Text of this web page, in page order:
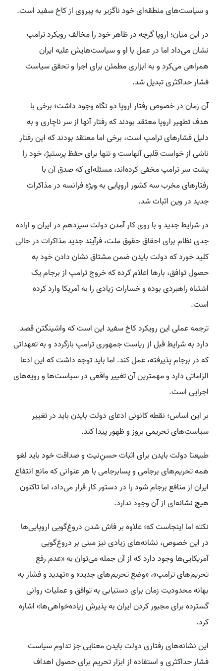
و سیاست‌های منطقه‌ای خود ناگزیر به پیروی از کاخ سفید است.
در این میان؛ اروپا گرچه در ظاهر خود را مخالف رویکرد ترامپ
نشان می‌داد اما در عمل با او و سیاست‌هایش علیه ایران
همراهی می‌کرد و به ابزاری مطمئن برای اجرا و تحقق سیاست
فشار حداکثری تبدیل شد.
آن زمان در خصوص رفتار اروپا دو نگاه وجود داشت؛ برخی با
هدف تطهیر اروپا معتقد بودند که رفتار آنها از سر ناچاری و به
دلیل فشارهای ترامپ است، برخی اما معتقد بودند که این رفتار
ناشی از خواست قلبی آنهاست و تنها برای حفظ پرستیژ، خود را
پشت سر ترامپ مخفی کرده‌اند، مسئله‌ای که صدق آن با
رفتارهای مخرب سه کشور اروپایی به ویژه فرانسه در مذاکرات
جدید در وین اثبات شد.
در شرایط جدید و با روی کار آمدن دولت سیزدهم در ایران و اراده
جدی نظام برای احقاق حقوق ملت، فرآیند جدید مذاکرات در حالی
کلید خورد که دولت بایدن ضمن مشتاق نشان دادن خود به
حصول توافق، بارها اعلام کرده که خروج ترامپ از برجام یک
اشتباه راهبردی بوده و خسارات زیادی را به آمریکا وارد کرده
است.
ترجمه عملی این رویکرد کاخ سفید این است که واشینگتن قصد
دارد به شرایط قبل از ریاست جمهوری ترامپ بازگردد و به تعهداتی
که در برجام پذیرفته، عمل کند. اما باید توجه داشت که این ادعا
الزاماتی دارد و مهمترین آن تغییر واقعی در سیاست‌ها و رویه‌های
اجرایی است.
بر این اساس؛ نقطه کانونی ادعای دولت بایدن باید در تغییر
سیاست‌های تحریمی بروز و ظهور پیدا کند.
طبیعتا دولت بایدن برای اثبات حسنِ‌نیت و صداقت خود باید لغو
همه تحریم‌های برجامی و پسابرجامی با هر عنوانی که مانع انتفاع
ایران از منافع برجام شود را در دستور کار قرار می‌داد، اما تاکنون
هیچ نشانه‌ای از آن وجود ندارد.
نکته اما اینجاست که؛ علاوه بر فاش شدن دروغ‌گویی اروپایی‌ها
در این خصوص، نشانه‌های زیادی نیز مبنی بر دروغ‌گویی
آمریکایی‌ها وجود دارد که از آن جمله می‌توان به «عدم رفع
تحریم‌های ترامپ»، «وضع تحریم‌های جدید» و «تهدید و فشار به
بهانه محدودیت زمان برای دستیابی به توافق و عملیات روانی
گسترده برای مجبور کردن ایران به پذیرش زیاده‌خواهی‌ها» اشاره
کرد.
این نشانه‌های رفتاری دولت بایدن معنایی جز تداوم سیاست
فشار حداکثری و استفاده از ابزار تحریم برای حصول اهداف